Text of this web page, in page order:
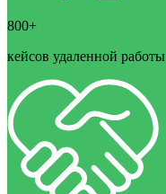
800+
кейсов удаленной работы